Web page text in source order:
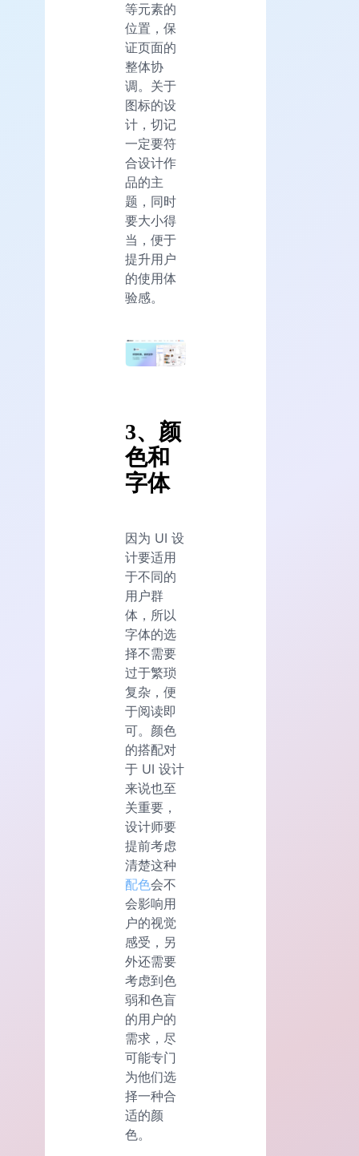
等元素的
位置，保
证页面的
整体协
调。关于
图标的设
计，切记
一定要符
合设计作
品的主
题，同时
要大小得
当，便于
提升用户
的使用体
验感。
3、颜
色和
字体
因为 UI 设
计要适用
于不同的
用户群
体，所以
字体的选
择不需要
过于繁琐
复杂，便
于阅读即
可。颜色
的搭配对
于 UI 设计
来说也至
关重要，
设计师要
提前考虑
清楚这种
配色会不
会影响用
户的视觉
感受，另
外还需要
考虑到色
弱和色盲
的用户的
需求，尽
可能专门
为他们选
择一种合
适的颜
色。